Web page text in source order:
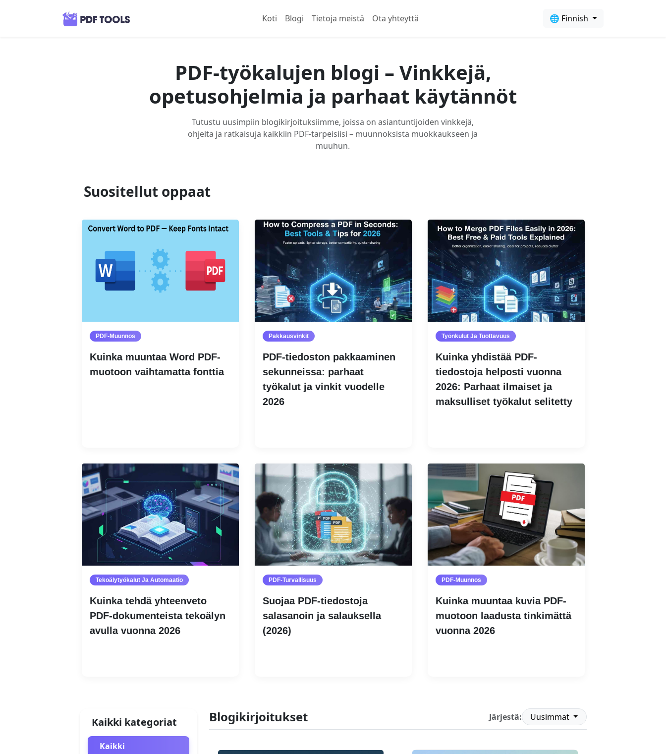
Koti Blogi Tietoja meistä Ota yhteyttä 🌐 Finnish
PDF-työkalujen blogi – Vinkkejä,
opetusohjelmia ja parhaat käytännöt
Tutustu uusimpiin blogikirjoituksiimme, joissa on asiantuntijoiden vinkkejä,
ohjeita ja ratkaisuja kaikkiin PDF-tarpeisiisi – muunnoksista muokkaukseen ja
muuhun.
Suositellut oppaat
PDF-Muunnos
Kuinka muuntaa Word PDF-
muotoon vaihtamatta fonttia
Pakkausvinkit
PDF-tiedoston pakkaaminen
sekunneissa: parhaat
työkalut ja vinkit vuodelle
2026
Työnkulut Ja Tuottavuus
Kuinka yhdistää PDF-
tiedostoja helposti vuonna
2026: Parhaat ilmaiset ja
maksulliset työkalut selitetty
Tekoälytyökalut Ja Automaatio
Kuinka tehdä yhteenveto
PDF-dokumenteista tekoälyn
avulla vuonna 2026
PDF-Turvallisuus
Suojaa PDF-tiedostoja
salasanoin ja salauksella
(2026)
PDF-Muunnos
Kuinka muuntaa kuvia PDF-
muotoon laadusta tinkimättä
vuonna 2026
Kaikki kategoriat
Kaikki
Blogikirjoitukset Järjestä: Uusimmat